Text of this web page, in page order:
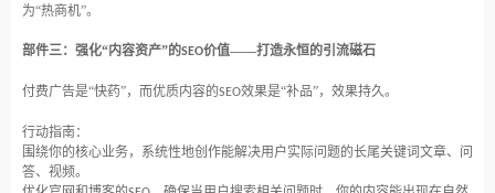
为“热商机”。
部件三：强化“内容资产”的SEO价值——打造永恒的引流磁石
付费广告是“快药”，而优质内容的SEO效果是“补品”，效果持久。
行动指南：
围绕你的核心业务，系统性地创作能解决用户实际问题的长尾关键词文章、问
答、视频。